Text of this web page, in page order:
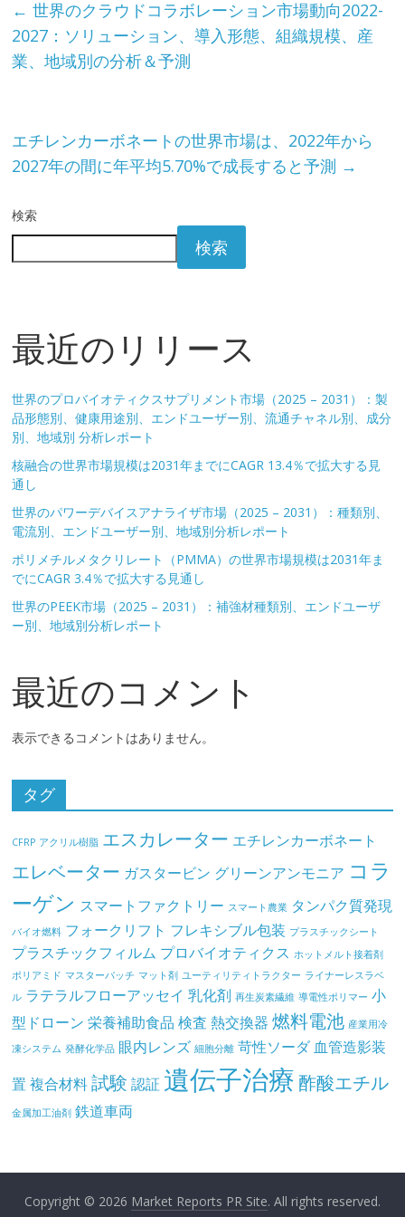
← 世界のクラウドコラボレーション市場動向2022-
2027：ソリューション、導入形態、組織規模、産
業、地域別の分析＆予測
エチレンカーボネートの世界市場は、2022年から
2027年の間に年平均5.70%で成長すると予測 →
検索
検索
最近のリリース
世界のプロバイオティクスサプリメント市場（2025 – 2031）：製
品形態別、健康用途別、エンドユーザー別、流通チャネル別、成分
別、地域別 分析レポート
核融合の世界市場規模は2031年までにCAGR 13.4％で拡大する見
通し
世界のパワーデバイスアナライザ市場（2025 – 2031）：種類別、
電流別、エンドユーザー別、地域別分析レポート
ポリメチルメタクリレート（PMMA）の世界市場規模は2031年ま
でにCAGR 3.4％で拡大する見通し
世界のPEEK市場（2025 – 2031）：補強材種類別、エンドユーザ
ー別、地域別分析レポート
最近のコメント
表示できるコメントはありません。
タグ
CFRP アクリル樹脂 エスカレーター エチレンカーボネート
エレベーター ガスタービン グリーンアンモニア コラ
ーゲン スマートファクトリー スマート農業 タンパク質発現
バイオ燃料 フォークリフト フレキシブル包装 プラスチックシート
プラスチックフィルム プロバイオティクス ホットメルト接着剤
ポリアミド マスターバッチ マット剤 ユーティリティトラクター ライナーレスラベ
ル ラテラルフローアッセイ 乳化剤 再生炭素繊維 導電性ポリマー 小
型ドローン 栄養補助食品 検査 熱交換器 燃料電池 産業用冷
凍システム 発酵化学品 眼内レンズ 細胞分離 苛性ソーダ 血管造影装
置 複合材料 試験 認証 遺伝子治療 酢酸エチル
金属加工油剤 鉄道車両
Copyright © 2026 Market Reports PR Site. All rights reserved.